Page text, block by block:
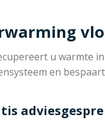
u warmte
en